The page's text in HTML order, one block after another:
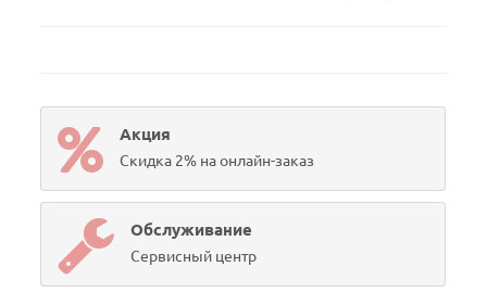
Акция
Скидка 2% на онлайн-заказ
Обслуживание
Сервисный центр